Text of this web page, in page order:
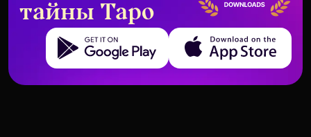
тайны Таро
Get it on Google Play Download on the App Store